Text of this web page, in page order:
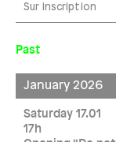
Sur inscription
Past
January 2026
Saturday 17.01
17h